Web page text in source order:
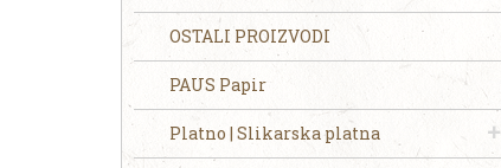
OSTALI PROIZVODI
PAUS Papir
Platno | Slikarska platna